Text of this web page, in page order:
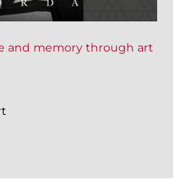
and memory through art